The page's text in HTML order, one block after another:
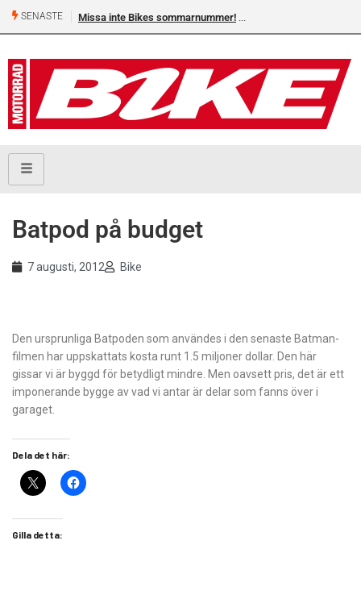
SENASTE Missa inte Bikes sommarnummer!
Batpod på budget
7 augusti, 2012 Bike
Den ursprunliga Batpoden som användes i den senaste Batman-
filmen har uppskattats kosta runt 1.5 miljoner dollar. Den här
gissar vi är byggd för betydligt mindre. Men oavsett pris, det är ett
imponerande bygge av vad vi antar är delar som fanns över i
garaget.
Dela det här:
Gilla detta: